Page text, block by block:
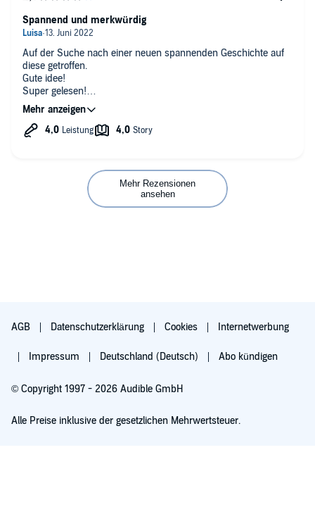
Auf der Suche nach einer neuen spannenden Geschichte auf
diese getroffen.
Gute idee!
Super gelesen!
Für liebhaber*innen distopischer Welten!
Spannend und merkwürdig
Mehr Rezensionen
ansehen
AGB Datenschutzerklärung Cookies Internetwerbung
Impressum Deutschland (Deutsch) Abo kündigen
© Copyright 1997 - 2026 Audible GmbH
Alle Preise inklusive der gesetzlichen Mehrwertsteuer.